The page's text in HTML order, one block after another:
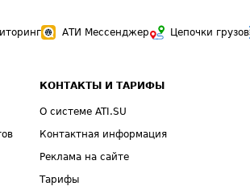
АТИ Мессенджер Цепочки грузов
КОНТАКТЫ И ТАРИФЫ
О системе ATI.SU
Контактная информация
Реклама на сайте
Тарифы